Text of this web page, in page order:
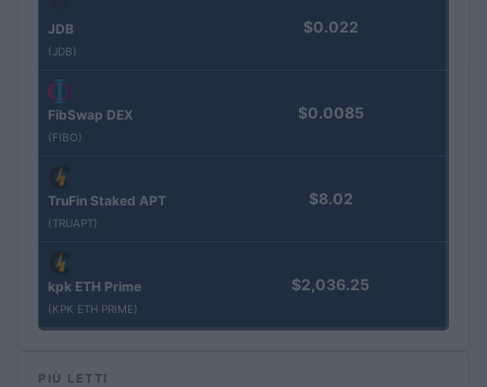
JDB
(JDB)
$0.022
FibSwap DEX
(FIBO)
$0.0085
TruFin Staked APT
(TRUAPT)
$8.02
kpk ETH Prime
(KPK ETH PRIME)
$2,036.25
PIÙ LETTI